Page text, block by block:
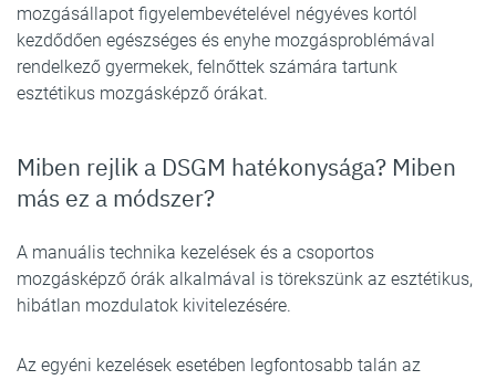
mozgásállapot figyelembevételével négyéves kortól
kezdődően egészséges és enyhe mozgásproblémával
rendelkező gyermekek, felnőttek számára tartunk
esztétikus mozgásképző órákat.
Miben rejlik a DSGM hatékonysága? Miben
más ez a módszer?
A manuális technika kezelések és a csoportos
mozgásképző órák alkalmával is törekszünk az esztétikus,
hibátlan mozdulatok kivitelezésére.
Az egyéni kezelések esetében legfontosabb talán az